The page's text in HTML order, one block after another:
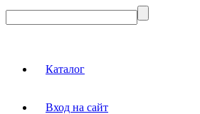
Каталог
Вход на сайт